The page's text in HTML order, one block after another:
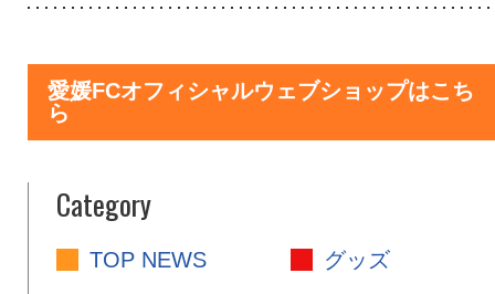
愛媛FCオフィシャルウェブショップはこち
ら
Category
TOP NEWS
グッズ